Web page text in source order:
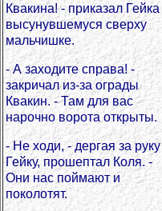
Квакина! - приказал Гейка
высунувшемуся сверху
мальчишке.
- А заходите справа! -
закричал из-за ограды
Квакин. - Там для вас
нарочно ворота открыты.
- Не ходи, - дергая за руку
Гейку, прошептал Коля. -
Они нас поймают и
поколотят.